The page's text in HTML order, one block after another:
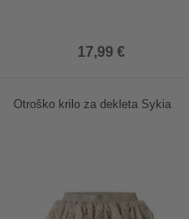
17,99 €
Otroško krilo za dekleta Sykia